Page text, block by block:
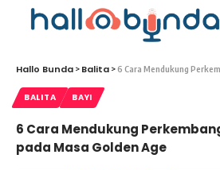
Hallo Bunda > Balita >6 Cara Mendukung
BALITA BAYI
6 Cara Mendukung
pada Masa Golden Age